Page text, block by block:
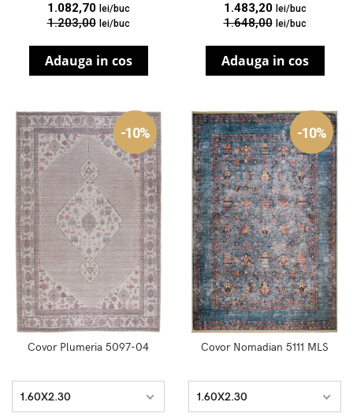
1.082,70 lei/buc
1.203,00 lei/buc
Adauga in cos
1.483,20 lei/buc
1.648,00 lei/buc
Adauga in cos
-10%
Covor Plumeria 5097-04
1.60X2.30
-10%
Covor Nomadian 5111 MLS
1.60X2.30